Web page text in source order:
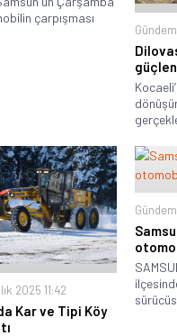
çarpışması
Gündem
2025 11:42
Kar ve Tipi Köy
Gündem